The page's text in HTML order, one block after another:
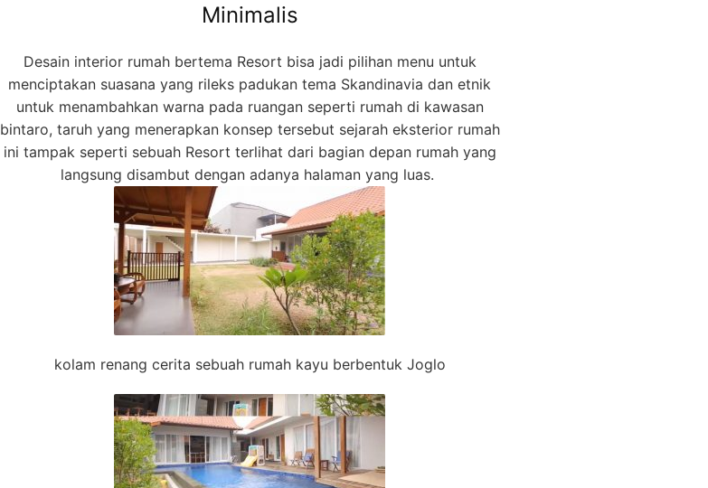
Minimalis
Desain interior rumah bertema Resort bisa jadi pilihan menu untuk
menciptakan suasana yang rileks padukan tema Skandinavia dan etnik
untuk menambahkan warna pada ruangan seperti rumah di kawasan
bintaro, taruh yang menerapkan konsep tersebut sejarah eksterior rumah
ini tampak seperti sebuah Resort terlihat dari bagian depan rumah yang
langsung disambut dengan adanya halaman yang luas.
kolam renang cerita sebuah rumah kayu berbentuk Joglo